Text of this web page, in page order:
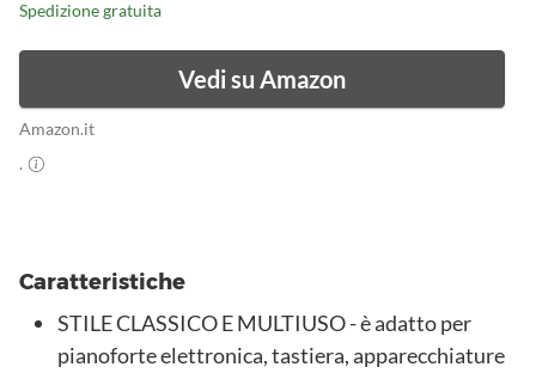
Spedizione gratuita
Vedi su Amazon
Amazon.it
.
Caratteristiche
STILE CLASSICO E MULTIUSO - è adatto per
pianoforte elettronica, tastiera, apparecchiature